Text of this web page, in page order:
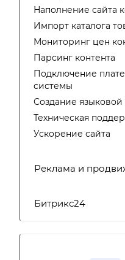
Наполнение сайта
Импорт каталога
Мониторинг цен
Парсинг контента
Подключение
системы
Создание языковой
Техническая
Ускорение сайта
Реклама и
Битрикс24